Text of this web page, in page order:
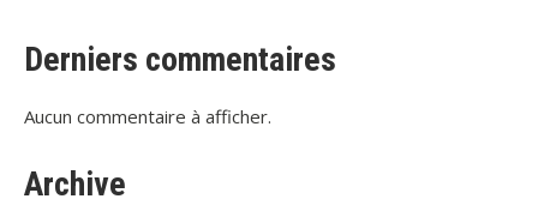
Derniers commentaires
Aucun commentaire à afficher.
Archive